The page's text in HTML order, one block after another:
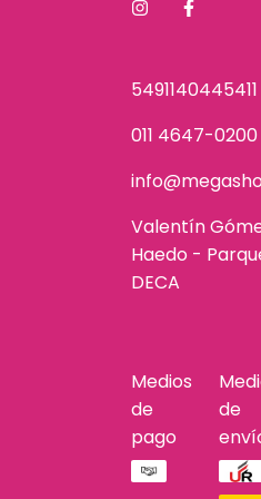
5491140445411
011 4647-0200
Valentín
Haedo -
DECA
Medios
de
pago
de